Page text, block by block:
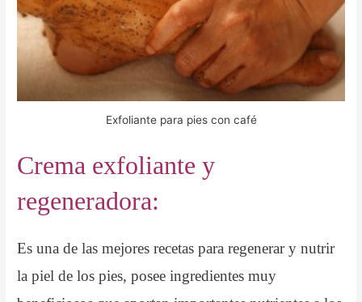
Exfoliante para pies con café
Crema exfoliante y
regeneradora:
Es una de las mejores recetas para regenerar y nutrir
la piel de los pies, posee ingredientes muy